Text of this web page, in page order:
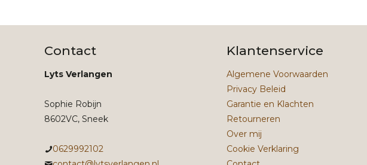
Contact
Lyts Verlangen
Sophie Robijn
8602VC, Sneek
0629992102
Klantenservice
Algemene Voorwaarden
Privacy Beleid
Garantie en Klachten
Retourneren
Over mij
Cookie Verklaring